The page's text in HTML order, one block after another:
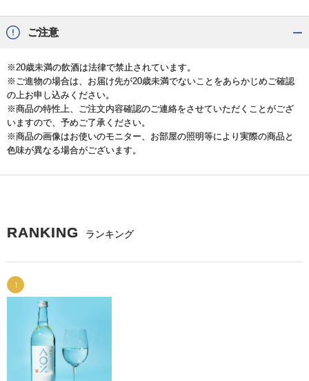
ご注意
※20歳未満の飲酒は法律で禁止されています。
※ご進物の場合は、お届け先が20歳未満でないことをあらかじめご確認
の上お申し込みください。
※商品の特性上、ご注文内容確認のご連絡をさせていただくことがござ
いますので、予めご了承ください。
※商品の画像はお使いのモニター、お部屋の照明等により実際の商品と
色味が異なる場合がございます。
RANKING ランキング
1